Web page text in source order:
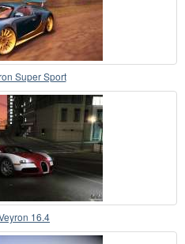
Super Sport
16.4